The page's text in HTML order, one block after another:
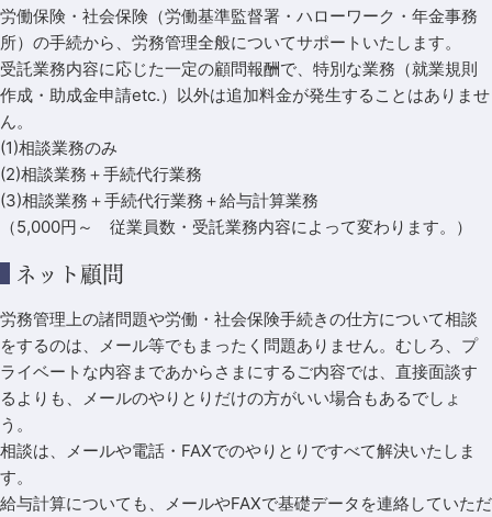
労働保険・社会保険（労働基準監督署・ハローワーク・年金事務
所）の手続から、労務管理全般についてサポートいたします。
受託業務内容に応じた一定の顧問報酬で、特別な業務（就業規則
作成・助成金申請etc.）以外は追加料金が発生することはありませ
ん。
(1)相談業務のみ
(2)相談業務＋手続代行業務
(3)相談業務＋手続代行業務＋給与計算業務
（5,000円～ 従業員数・受託業務内容によって変わります。）
ネット顧問
労務管理上の諸問題や労働・社会保険手続きの仕方について相談
をするのは、メール等でもまったく問題ありません。むしろ、プ
ライベートな内容まであからさまにするご内容では、直接面談す
るよりも、メールのやりとりだけの方がいい場合もあるでしょ
う。
相談は、メールや電話・FAXでのやりとりですべて解決いたしま
す。
給与計算についても、メールやFAXで基礎データを連絡していただ